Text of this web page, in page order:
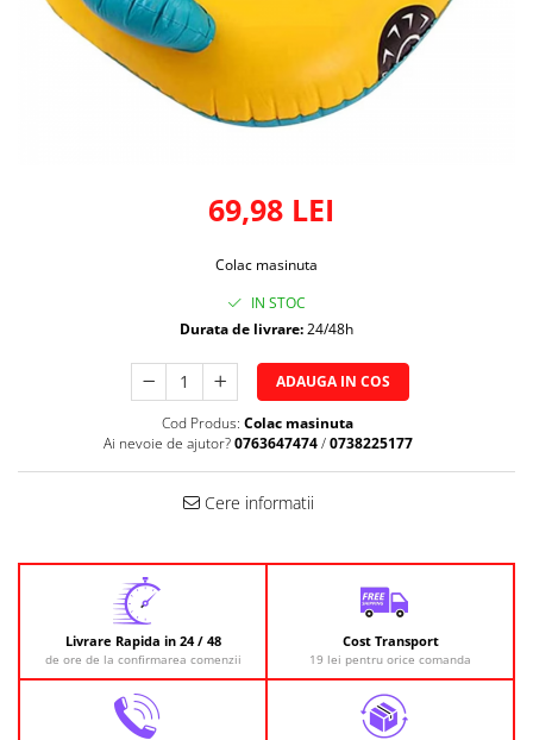
69,98 LEI
Colac masinuta
IN STOC
Durata de livrare:24/48h
ADAUGA IN COS
Cod Produs: Colac masinuta
Ai nevoie de ajutor? 0763647474 /0738225177
Cere informatii
Livrare Rapida in 24 / 48
de ore de la confirmarea comenzii
Cost Transport
19 lei pentru orice comanda